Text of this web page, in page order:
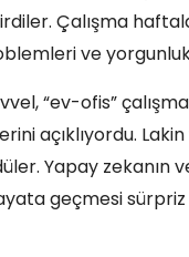
Çalışma
ve
“ev-ofis”
açıklıyordu.
Yapay zekanın
geçmesi